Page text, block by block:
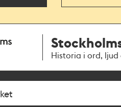
Historia i ord, ljud